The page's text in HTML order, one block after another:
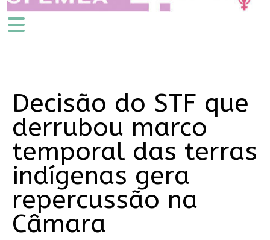
Decisão do STF que
derrubou marco
temporal das terras
indígenas gera
repercussão na
Câmara